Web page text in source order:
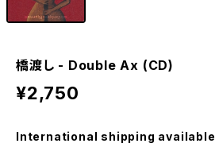
橋渡し - Double Ax (CD)
¥2,750
International shipping available